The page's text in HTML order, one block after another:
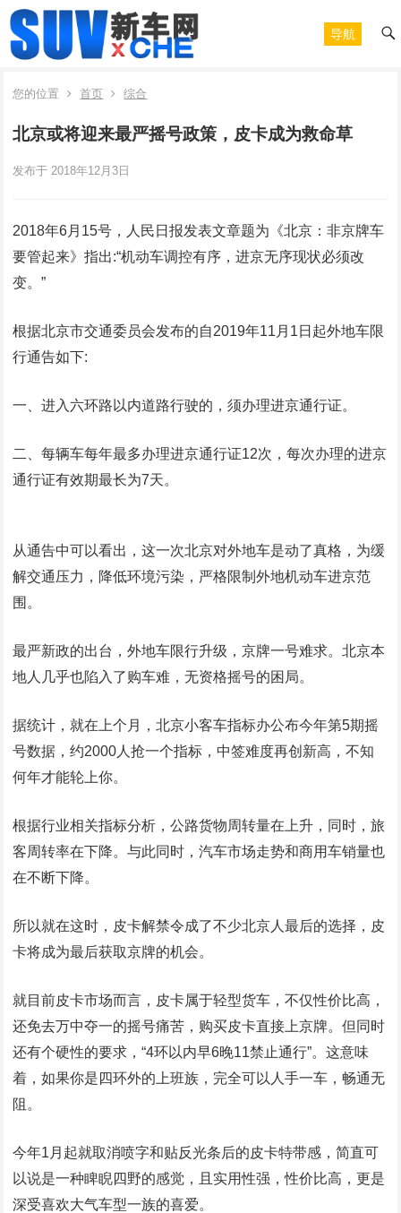
导航
您的位置 首页 综合
北京或将迎来最严摇号政策，皮卡成为救命草
发布于 2018年12月3日
2018年6月15号，人民日报发表文章题为《北京：非京牌车
要管起来》指出:“机动车调控有序，进京无序现状必须改
变。”
根据北京市交通委员会发布的自2019年11月1日起外地车限
行通告如下:
一、进入六环路以内道路行驶的，须办理进京通行证。
二、每辆车每年最多办理进京通行证12次，每次办理的进京
通行证有效期最长为7天。
从通告中可以看出，这一次北京对外地车是动了真格，为缓
解交通压力，降低环境污染，严格限制外地机动车进京范
围。
最严新政的出台，外地车限行升级，京牌一号难求。北京本
地人几乎也陷入了购车难，无资格摇号的困局。
据统计，就在上个月，北京小客车指标办公布今年第5期摇
号数据，约2000人抢一个指标，中签难度再创新高，不知
何年才能轮上你。
根据行业相关指标分析，公路货物周转量在上升，同时，旅
客周转率在下降。与此同时，汽车市场走势和商用车销量也
在不断下降。
所以就在这时，皮卡解禁令成了不少北京人最后的选择，皮
卡将成为最后获取京牌的机会。
就目前皮卡市场而言，皮卡属于轻型货车，不仅性价比高，
还免去万中夺一的摇号痛苦，购买皮卡直接上京牌。但同时
还有个硬性的要求，“4环以内早6晚11禁止通行”。这意味
着，如果你是四环外的上班族，完全可以人手一车，畅通无
阻。
今年1月起就取消喷字和贴反光条后的皮卡特带感，简直可
以说是一种睥睨四野的感觉，且实用性强，性价比高，更是
深受喜欢大气车型一族的喜爱。